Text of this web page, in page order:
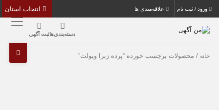
ورود / ثبت نام علاقه‌مندی ها
دسته‌بندی‌هاثبت آگهی
خانه / محصولات برچسب خورده “پرده زبرا ویولت”